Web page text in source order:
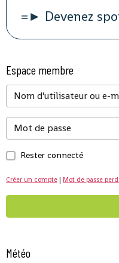
=► Devenez
Espace membre
Rester connecté
Créer un compte | Mot de passe
Météo